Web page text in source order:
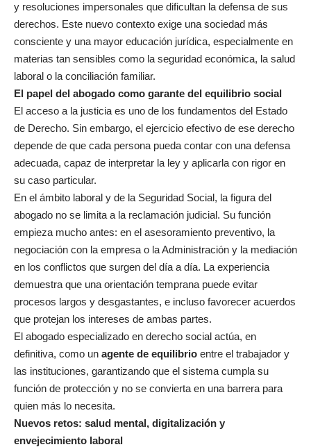
y resoluciones impersonales que dificultan la defensa de sus
derechos. Este nuevo contexto exige una sociedad más
consciente y una mayor educación jurídica, especialmente en
materias tan sensibles como la seguridad económica, la salud
laboral o la conciliación familiar.
El papel del abogado como garante del equilibrio social
El acceso a la justicia es uno de los fundamentos del Estado
de Derecho. Sin embargo, el ejercicio efectivo de ese derecho
depende de que cada persona pueda contar con una defensa
adecuada, capaz de interpretar la ley y aplicarla con rigor en
su caso particular.
En el ámbito laboral y de la Seguridad Social, la figura del
abogado no se limita a la reclamación judicial. Su función
empieza mucho antes: en el asesoramiento preventivo, la
negociación con la empresa o la Administración y la mediación
en los conflictos que surgen del día a día. La experiencia
demuestra que una orientación temprana puede evitar
procesos largos y desgastantes, e incluso favorecer acuerdos
que protejan los intereses de ambas partes.
El abogado especializado en derecho social actúa, en
definitiva, como un agente de equilibrio entre el trabajador y
las instituciones, garantizando que el sistema cumpla su
función de protección y no se convierta en una barrera para
quien más lo necesita.
Nuevos retos: salud mental, digitalización y
envejecimiento laboral